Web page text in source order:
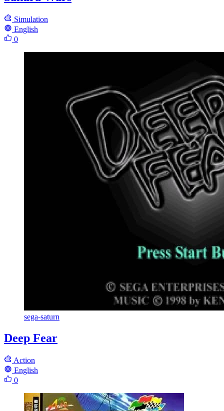
Simulation
English
0
sega-saturn
Deep Fear
Action
English
0